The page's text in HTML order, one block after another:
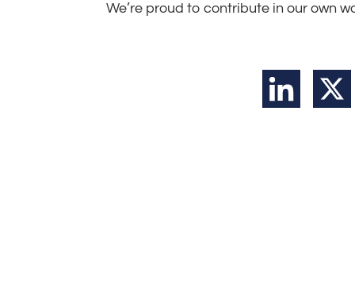
We’re proud to contribute in our own
LinkedIn